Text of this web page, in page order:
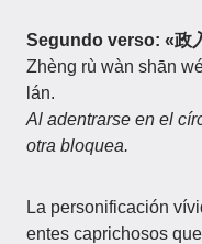
Segundo verso: «政
Zhèng rù wàn shān
lán.
Al adentrarse en el
otra bloquea.
La personificación
entes caprichosos